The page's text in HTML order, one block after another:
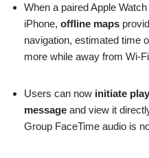
When a paired Apple
iPhone, offline maps
navigation, estimated time
more while away from Wi-
Users can now initiate
message and view it
Group FaceTime audio is